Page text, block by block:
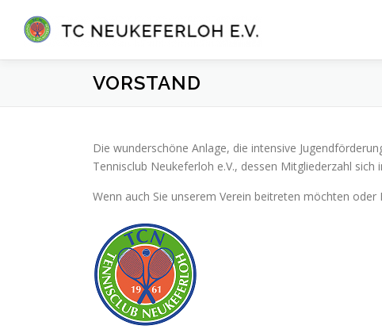
Inhalt
springen
VORSTAND
Die wunderschöne Anlage, die intensive
Tennisclub Neukeferloh e.V., dessen Mitgliederzahl
Wenn auch Sie unserem Verein beitreten möchten